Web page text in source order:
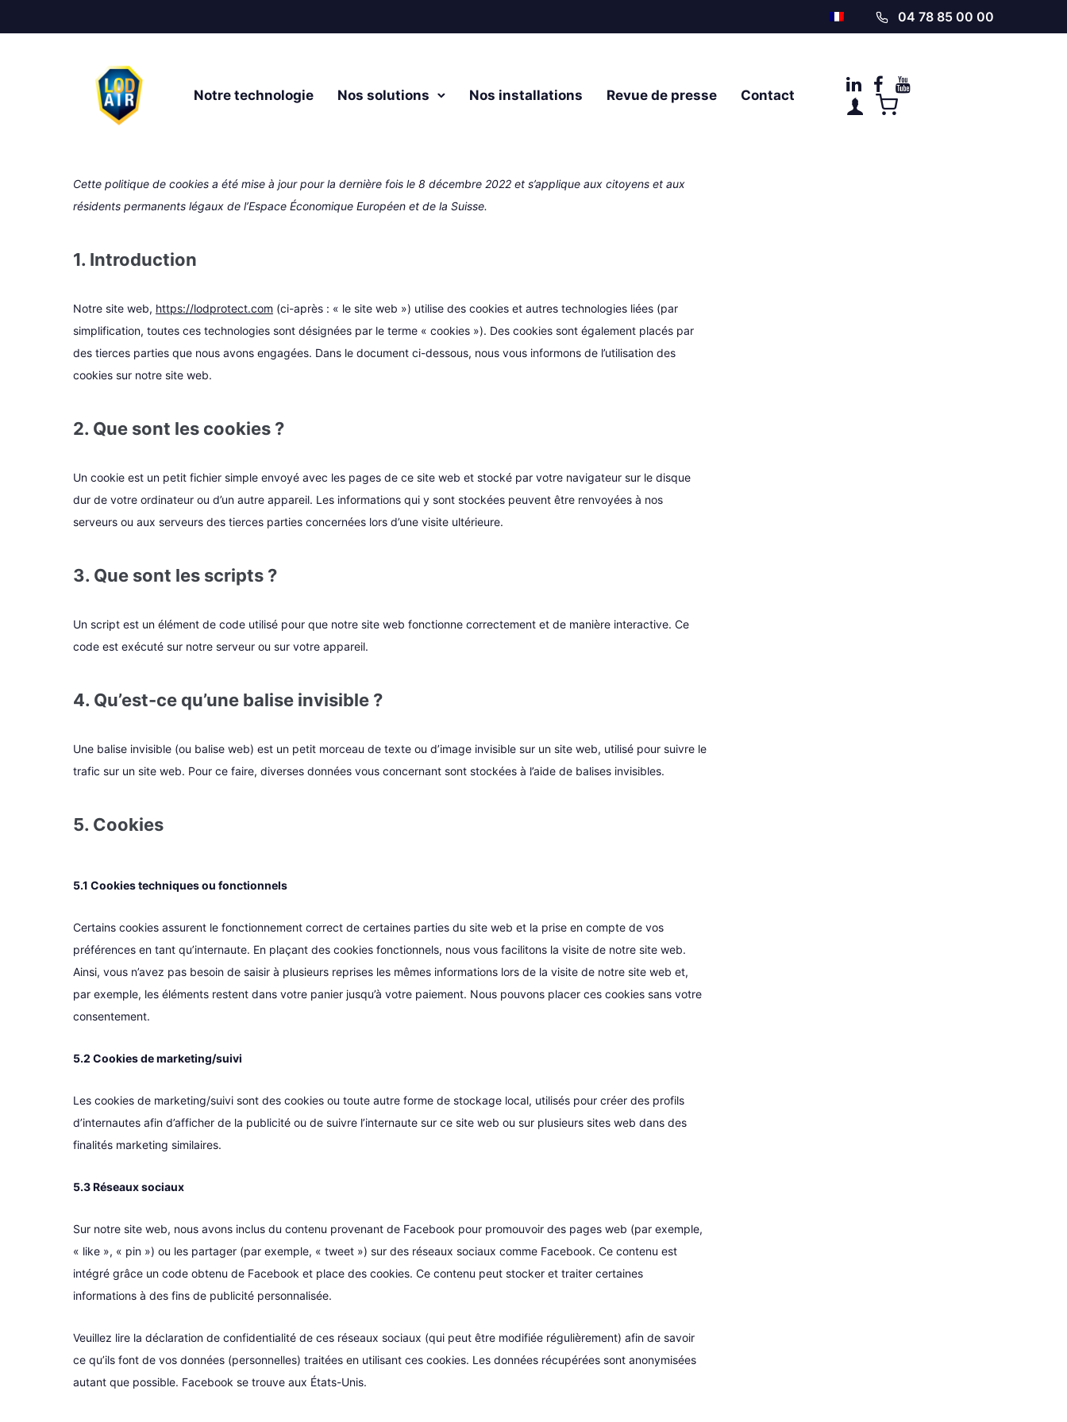
04 78 85 00 00
Notre technologie Nos solutions Nos installations Revue de presse Contact
Cette politique de cookies a été mise à jour pour la dernière fois le 8 décembre 2022 et s’applique aux citoyens et aux
résidents permanents légaux de l’Espace Économique Européen et de la Suisse.
1. Introduction
Notre site web, https://lodprotect.com (ci-après : « le site web ») utilise des cookies et autres technologies liées (par
simplification, toutes ces technologies sont désignées par le terme « cookies »). Des cookies sont également placés par
des tierces parties que nous avons engagées. Dans le document ci-dessous, nous vous informons de l’utilisation des
cookies sur notre site web.
2. Que sont les cookies ?
Un cookie est un petit fichier simple envoyé avec les pages de ce site web et stocké par votre navigateur sur le disque
dur de votre ordinateur ou d’un autre appareil. Les informations qui y sont stockées peuvent être renvoyées à nos
serveurs ou aux serveurs des tierces parties concernées lors d’une visite ultérieure.
3. Que sont les scripts ?
Un script est un élément de code utilisé pour que notre site web fonctionne correctement et de manière interactive. Ce
code est exécuté sur notre serveur ou sur votre appareil.
4. Qu’est-ce qu’une balise invisible ?
Une balise invisible (ou balise web) est un petit morceau de texte ou d’image invisible sur un site web, utilisé pour suivre le
trafic sur un site web. Pour ce faire, diverses données vous concernant sont stockées à l’aide de balises invisibles.
5. Cookies
5.1 Cookies techniques ou fonctionnels
Certains cookies assurent le fonctionnement correct de certaines parties du site web et la prise en compte de vos
préférences en tant qu’internaute. En plaçant des cookies fonctionnels, nous vous facilitons la visite de notre site web.
Ainsi, vous n’avez pas besoin de saisir à plusieurs reprises les mêmes informations lors de la visite de notre site web et,
par exemple, les éléments restent dans votre panier jusqu’à votre paiement. Nous pouvons placer ces cookies sans votre
consentement.
5.2 Cookies de marketing/suivi
Les cookies de marketing/suivi sont des cookies ou toute autre forme de stockage local, utilisés pour créer des profils
d’internautes afin d’afficher de la publicité ou de suivre l’internaute sur ce site web ou sur plusieurs sites web dans des
finalités marketing similaires.
5.3 Réseaux sociaux
Sur notre site web, nous avons inclus du contenu provenant de Facebook pour promouvoir des pages web (par exemple,
« like », « pin ») ou les partager (par exemple, « tweet ») sur des réseaux sociaux comme Facebook. Ce contenu est
intégré grâce un code obtenu de Facebook et place des cookies. Ce contenu peut stocker et traiter certaines
informations à des fins de publicité personnalisée.
Veuillez lire la déclaration de confidentialité de ces réseaux sociaux (qui peut être modifiée régulièrement) afin de savoir
ce qu’ils font de vos données (personnelles) traitées en utilisant ces cookies. Les données récupérées sont anonymisées
autant que possible. Facebook se trouve aux États-Unis.